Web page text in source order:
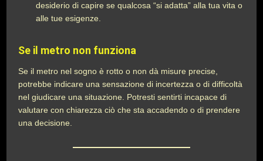
desiderio di capire se qualcosa “si adatta” alla tua vita o
alle tue esigenze.
Se il metro non funziona
Se il metro nel sogno è rotto o non dà misure precise,
potrebbe indicare una sensazione di incertezza o di difficoltà
nel giudicare una situazione. Potresti sentirti incapace di
valutare con chiarezza ciò che sta accadendo o di prendere
una decisione.